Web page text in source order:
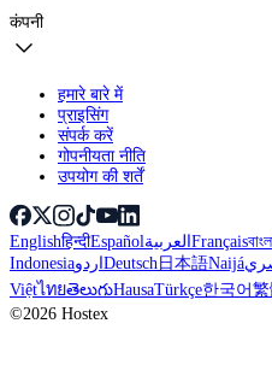
कंपनी
हमारे बारे में
प्राइसिंग
संपर्क करें
गोपनीयता नीति
उपयोग की शर्तें
Englishहिन्दीEspañolالعربيةFrançais
IndonesiaاردوDeutsch日本語Naijá
ViệtไทยతెలుగుHausaTürkçe한국어
©2026 Hostex